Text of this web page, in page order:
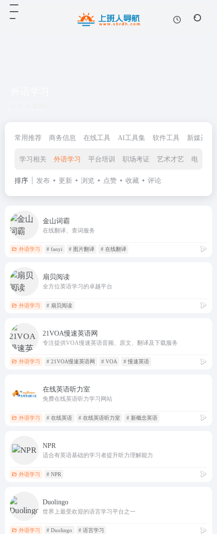
常用推荐 商务信息 在线工具 AI工具集 软件工具 新媒运营
学习相关 外语学习 平台培训 职场考证 艺术才艺 电脑办
排序 发布 更新 浏览 点赞 收藏 评论
金山词霸
在线翻译、查词服务
外语学习 # fanyi # 图片翻译 # 在线翻译
扇贝阅读
全方位英语学习的卓越平台
外语学习 # 扇贝阅读
21VOA慢速英语网
专注提供VOA慢速英语音频、原文、翻译及下载服务
外语学习 # 21VOA慢速英语网 # VOA # 慢速英语
在线英语听力室
免费在线英语听力学习网站
外语学习 # 在线英语 # 在线英语听力室 # 新概念英语
NPR
适合有英语基础的学习者提升听力理解能力
外语学习 # NPR
Duolingo
世界上最受欢迎的语言学习平台之一
外语学习 # Duolingo # 语言学习